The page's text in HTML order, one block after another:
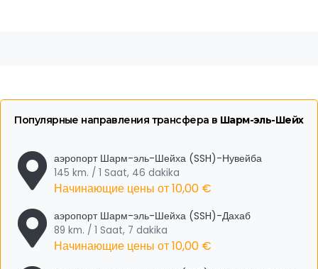
Популярные направления трансфера в Шарм-эль-Шейх
аэропорт Шарм-эль-Шейха (SSH)-Нувейба
145 km. / 1 Saat, 46 dakika
Начинающие цены от10,00 €
аэропорт Шарм-эль-Шейха (SSH)-Дахаб
89 km. / 1 Saat, 7 dakika
Начинающие цены от10,00 €